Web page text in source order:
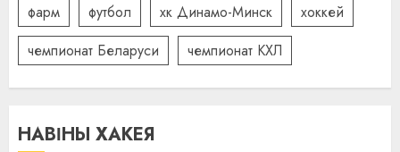
фарм
футбол хк Динамо-Минск
хоккей
чемпионат Беларуси
чемпионат КХЛ
НАВІНЫ ХАКЕЯ